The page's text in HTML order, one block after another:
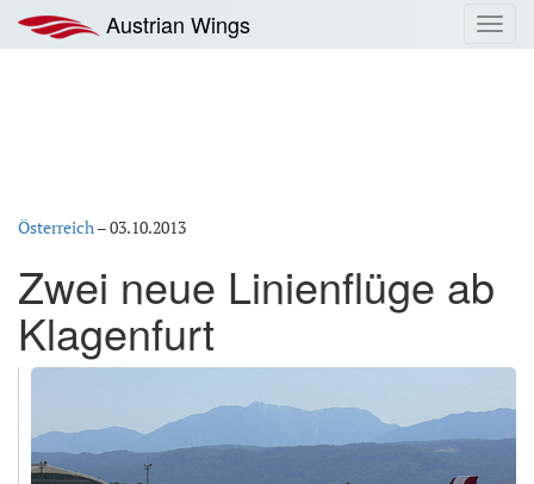
Inhalt
springen
Austrian Wings
Österreich–03.10.2013
Zwei neue Linienflüge ab
Klagenfurt